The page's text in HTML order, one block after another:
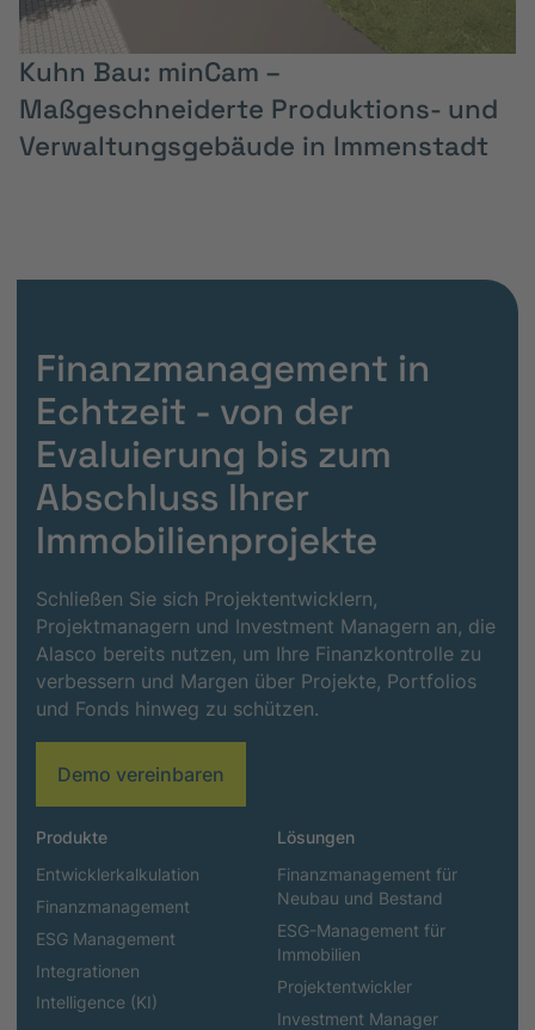
Kuhn Bau: minCam –
Maßgeschneiderte Produktions- und
Verwaltungsgebäude in Immenstadt
Finanzmanagement in
Echtzeit - von der
Evaluierung bis zum
Abschluss Ihrer
Immobilienprojekte
Schließen Sie sich Projektentwicklern,
Projektmanagern und Investment Managern an, die
Alasco bereits nutzen, um Ihre Finanzkontrolle zu
verbessern und Margen über Projekte, Portfolios
und Fonds hinweg zu schützen.
Demo vereinbaren
Produkte
Entwicklerkalkulation
Finanzmanagement
ESG Management
Integrationen
Intelligence (KI)
Lösungen
Finanzmanagement für
Neubau und Bestand
ESG-Management für
Immobilien
Projektentwickler
Investment Manager